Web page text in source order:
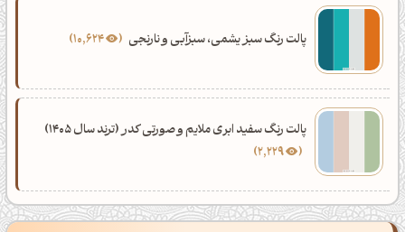
پالت رنگ سبز یشمی، سبزآبی و نارنجی 10,624
پالت رنگ سفید ابری ملایم و صورتی کدر (ترند سال 1405)
2,229